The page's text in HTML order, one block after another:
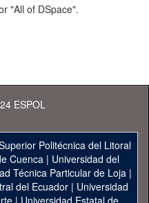
"All of DSpace".
ESPOL
Politécnica del Litoral
Cuenca| Universidad del
Técnica Particular de Loja|
del Ecuador| Universidad
| Universidad Estatal de